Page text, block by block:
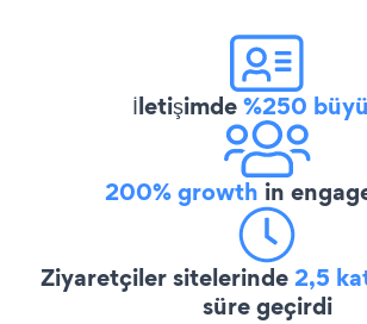
İletişimde%250
200% growth in
Ziyaretçiler sitelerinde2,5
süre geçirdi